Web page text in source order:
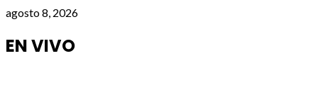
Saltar
contenido
agosto 8, 2026
EN VIVO